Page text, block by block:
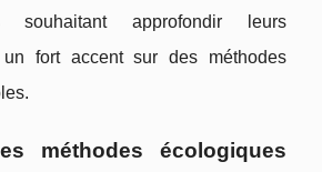
souhaitant approfondir leurs
un fort accent sur des méthodes
méthodes écologiques